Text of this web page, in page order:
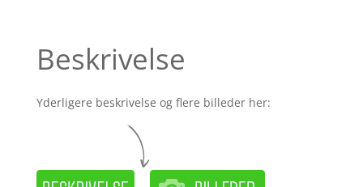
Beskrivelse
Yderligere beskrivelse og flere billeder her: